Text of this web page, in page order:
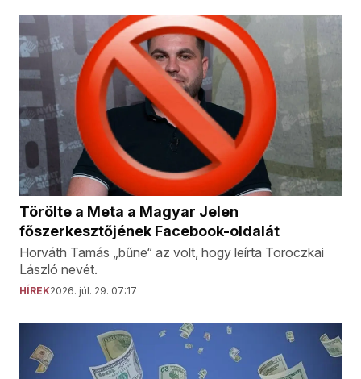
Törölte a Meta a Magyar Jelen
főszerkesztőjének Facebook-oldalát
Horváth Tamás „bűne“ az volt, hogy leírta Toroczkai
László nevét.
HÍREK2026. júl. 29. 07:17